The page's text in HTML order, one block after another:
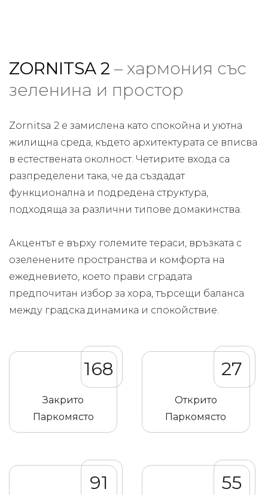
ZORNITSA 2 – хармония със
зеленина и простор
Zornitsa 2 е замислена като спокойна и уютна
жилищна среда, където архитектурата се вписва
в естествената околност. Четирите входа са
разпределени така, че да създадат
функционална и подредена структура,
подходяща за различни типове домакинства.
Акцентът е върху големите тераси, връзката с
озеленените пространства и комфорта на
ежедневието, което прави сградата
предпочитан избор за хора, търсещи баланса
между градска динамика и спокойствие.
168
Закрито
Паркомясто
27
Открито
Паркомясто
91 55